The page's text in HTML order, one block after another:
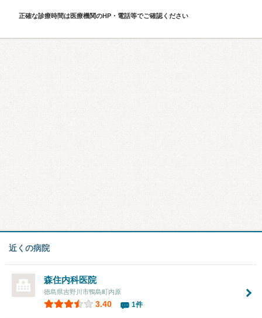
正確な診療時間は医療機関のHP・電話等でご確認ください
近くの病院
森住内科医院
徳島県吉野川市鴨島町内原
3.40 1件